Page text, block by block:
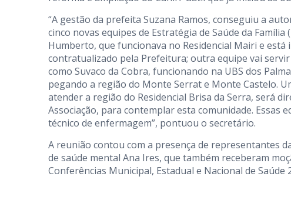
“A gestão da prefeita Suzana Ramos, conseguiu a
cinco novas equipes de Estratégia de Saúde da
Humberto, que funcionava no Residencial Mairi e
contratualizado pela Prefeitura; outra equipe vai
como Suvaco da Cobra, funcionando na UBS dos
pegando a região do Monte Serrat e Monte Castelo.
atender a região do Residencial Brisa da Serra, será
Associação, para contemplar esta comunidade. Essas
técnico de enfermagem”, pontuou o secretário.
A reunião contou com a presença de representantes
de saúde mental Ana Ires, que também receberam
Conferências Municipal, Estadual e Nacional de Saúde